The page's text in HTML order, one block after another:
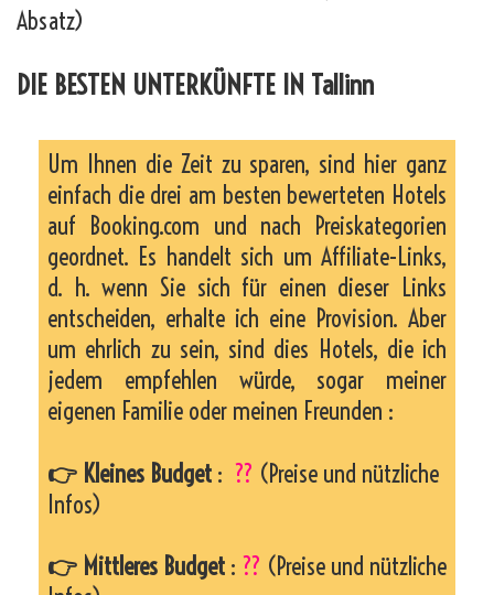
Absatz)
DIE BESTEN UNTERKÜNFTE IN Tallinn
Um Ihnen die Zeit zu sparen, sind hier ganz
einfach die drei am besten bewerteten Hotels
auf Booking.com und nach Preiskategorien
geordnet. Es handelt sich um Affiliate-Links,
d. h. wenn Sie sich für einen dieser Links
entscheiden, erhalte ich eine Provision. Aber
um ehrlich zu sein, sind dies Hotels, die ich
jedem empfehlen würde, sogar meiner
eigenen Familie oder meinen Freunden :
👉 Kleines Budget : ?? (Preise und nützliche
Infos)
👉 Mittleres Budget : ?? (Preise und nützliche